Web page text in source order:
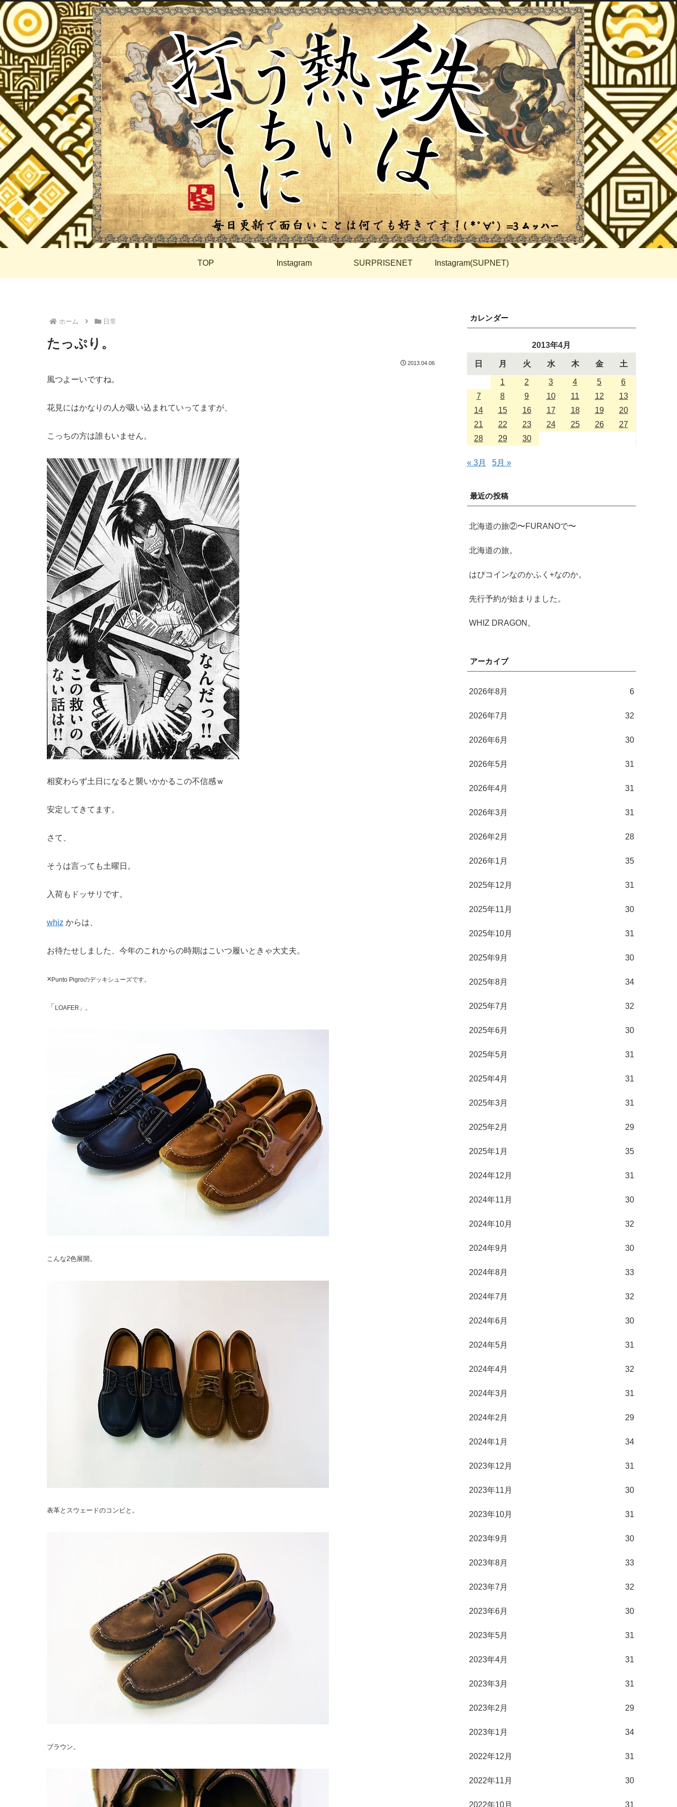
TOP Instagram SURPRISENET Instagram(SUPNET)
ホーム 日常
たっぷり。
2013.04.06
風つよーいですね。
花見にはかなりの人が吸い込まれていってますが、
こっちの方は誰もいません。
相変わらず土日になると襲いかかるこの不信感ｗ
安定してきてます。
さて、
そうは言っても土曜日。
入荷もドッサリです。
whiz からは、
お待たせしました、今年のこれからの時期はこいつ履いときゃ大丈夫。
× Punto Pigroのデッキシューズです。
「 LOAFER」。
こんな2色展開。
表革とスウェードのコンビと。
ブラウン。
カレンダー
2013年4月
日 月 火 水 木 金 土
1 2 3 4 5
6
7
8 9 10 11 12
13
14
15 16 17 18 19
20
21
22 23 24 25 26
27
28
29 30
« 3月 5月 »
最近の投稿
北海道の旅②〜FURANOで〜
北海道の旅。
はぴコインなのかふく+なのか。
先行予約が始まりました。
WHIZ DRAGON。
アーカイブ
2026年8月 6
2026年7月 32
2026年6月 30
2026年5月 31
2026年4月 31
2026年3月 31
2026年2月 28
2026年1月 35
2025年12月 31
2025年11月 30
2025年10月 31
2025年9月 30
2025年8月 34
2025年7月 32
2025年6月 30
2025年5月 31
2025年4月 31
2025年3月 31
2025年2月 29
2025年1月 35
2024年12月 31
2024年11月 30
2024年10月 32
2024年9月 30
2024年8月 33
2024年7月 32
2024年6月 30
2024年5月 31
2024年4月 32
2024年3月 31
2024年2月 29
2024年1月 34
2023年12月 31
2023年11月 30
2023年10月 31
2023年9月 30
2023年8月 33
2023年7月 32
2023年6月 30
2023年5月 31
2023年4月 31
2023年3月 31
2023年2月 29
2023年1月 34
2022年12月 31
2022年11月 30
2022年10月 31